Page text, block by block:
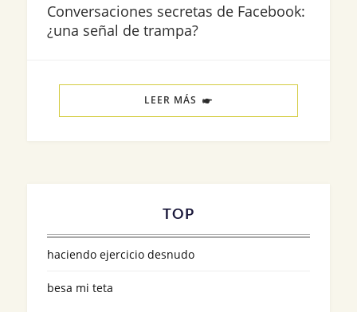
Conversaciones secretas de Facebook:
¿una señal de trampa?
LEER MÁS
TOP
haciendo ejercicio desnudo
besa mi teta